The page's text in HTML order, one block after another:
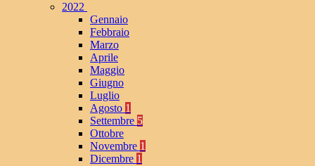
2022
Gennaio
Febbraio
Marzo
Aprile
Maggio
Giugno
Luglio
Agosto 1
Settembre 5
Ottobre
Novembre 1
Dicembre 1